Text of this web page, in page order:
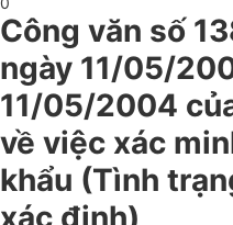
Công văn số
ngày 11/05/
11/05/2004
về việc xác
khẩu (Tình
xác định)